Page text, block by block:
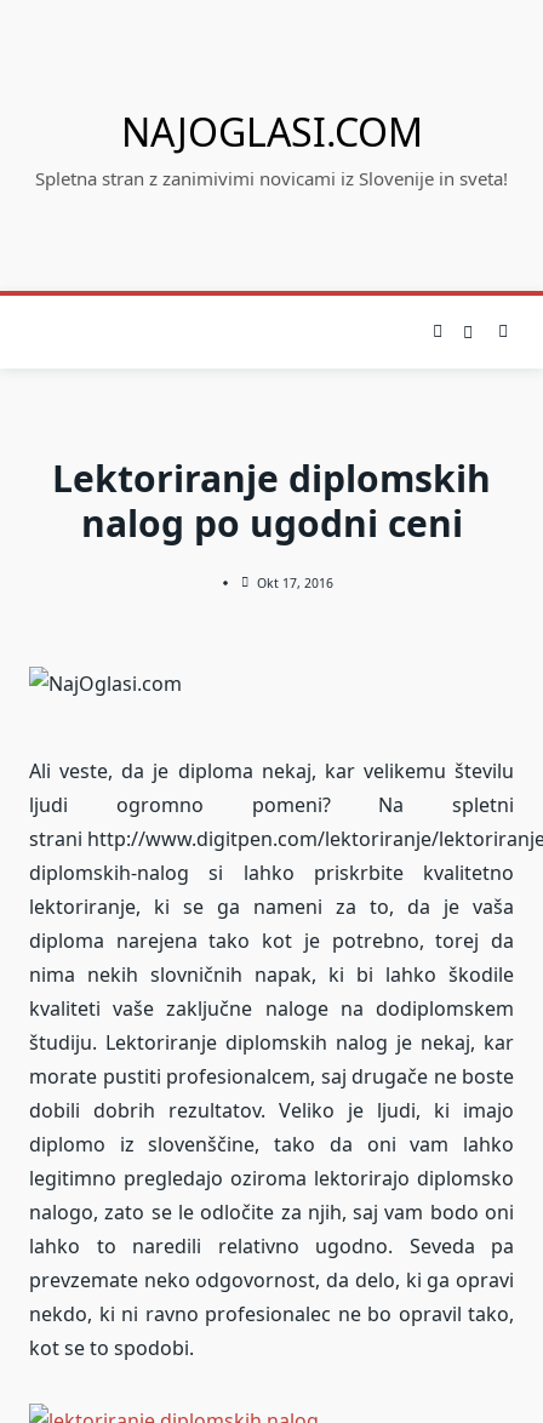
NAJOGLASI.COM
Spletna stran z zanimivimi novicami iz Slovenije in sveta!
Lektoriranje diplomskih
nalog po ugodni ceni
Okt 17, 2016
Ali veste, da je diploma nekaj, kar velikemu številu
ljudi ogromno pomeni? Na spletni
strani http://www.digitpen.com/lektoriranje/
diplomskih-nalog si lahko priskrbite kvalitetno
lektoriranje, ki se ga nameni za to, da je vaša
diploma narejena tako kot je potrebno, torej da
nima nekih slovničnih napak, ki bi lahko škodile
kvaliteti vaše zaključne naloge na dodiplomskem
študiju. Lektoriranje diplomskih nalog je nekaj, kar
morate pustiti profesionalcem, saj drugače ne boste
dobili dobrih rezultatov. Veliko je ljudi, ki imajo
diplomo iz slovenščine, tako da oni vam lahko
legitimno pregledajo oziroma lektorirajo diplomsko
nalogo, zato se le odločite za njih, saj vam bodo oni
lahko to naredili relativno ugodno. Seveda pa
prevzemate neko odgovornost, da delo, ki ga opravi
nekdo, ki ni ravno profesionalec ne bo opravil tako,
kot se to spodobi.